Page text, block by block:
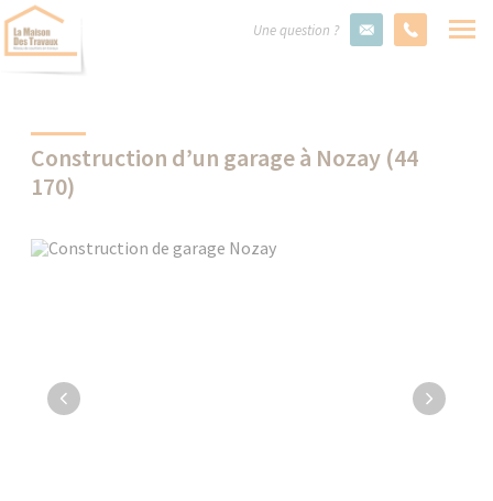
Une question ?
Construction d’un garage à Nozay (44
170)